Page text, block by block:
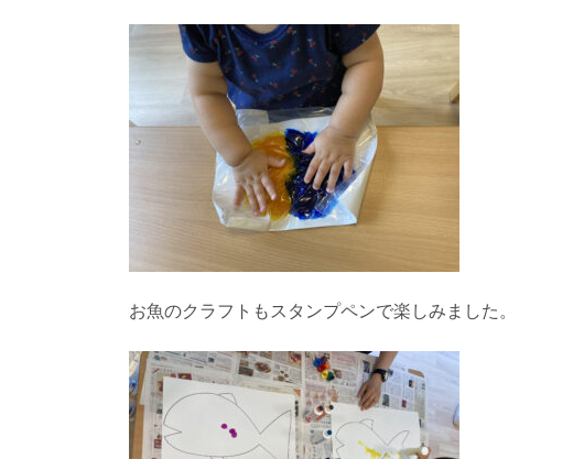
お魚のクラフトもスタンプペンで楽しみました。